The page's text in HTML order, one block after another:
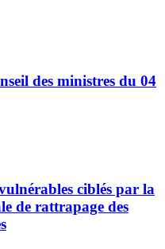
des ministres du 04
ciblés par la
de rattrapage des